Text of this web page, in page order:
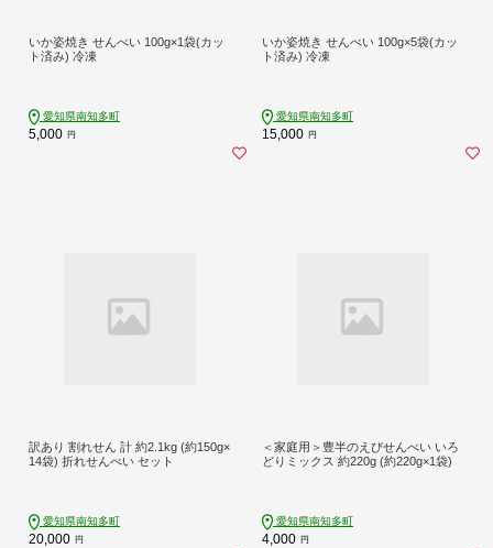
いか姿焼き せんべい 100g×1袋(カッ
ト済み) 冷凍
愛知県南知多町
5,000 円
いか姿焼き せんべい 100g×5袋(カッ
ト済み) 冷凍
愛知県南知多町
15,000 円
訳あり 割れせん 計 約2.1kg (約150g×
14袋) 折れせんべい セット
愛知県南知多町
20,000 円
＜家庭用＞豊半のえびせんべい いろ
どりミックス 約220g (約220g×1袋)
愛知県南知多町
4,000 円